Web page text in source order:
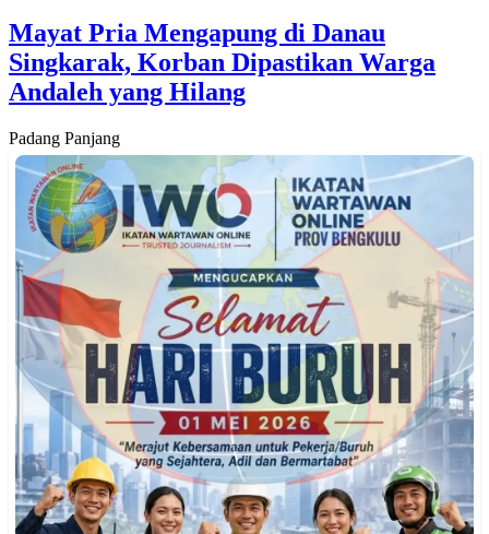
Mayat Pria Mengapung di Danau
Singkarak, Korban Dipastikan Warga
Andaleh yang Hilang
Padang Panjang